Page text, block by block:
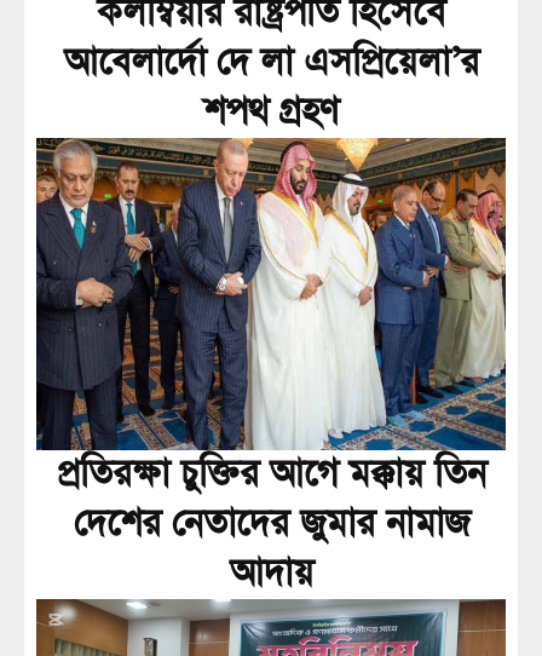
কলম্বিয়ার রাষ্ট্রপতি হিসেবে
আবেলার্দো দে লা এসপ্রিয়েলা’র
শপথ গ্রহণ
প্রতিরক্ষা চুক্তির আগে মক্কায় তিন
দেশের নেতাদের জুমার নামাজ
আদায়